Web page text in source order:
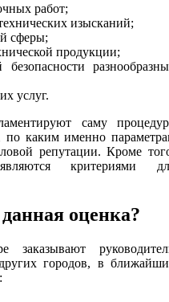
работ;
изысканий;
сферы;
продукции;
услуг.
саму
по каким именно
репутации. Кроме
критериями
оценка?
городов, в